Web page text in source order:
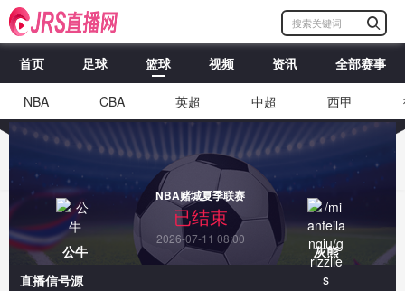
首页 足球 篮球 视频 资讯 全部赛事
NBA CBA 英超 中超 西甲
公牛
NBA赌城夏季联赛
已结束
2026-07-11 08:00
灰熊
直播信号源